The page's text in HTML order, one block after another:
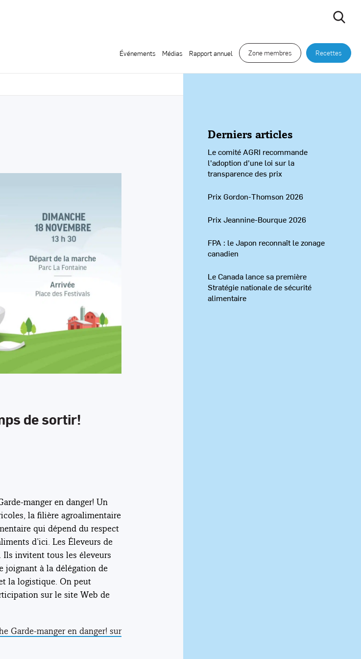
Événements Médias Rapport annuel Zone membres Recettes
de sortir!
manger en danger! Un
la filière agroalimentaire
qui dépend du respect
d’ici. Les Éleveurs de
invitent tous les éleveurs
joignant à la délégation de
la logistique. On peut
sur le site Web de
Garde-manger en danger! sur
Derniers articles
Le comité AGRI recommande
l'adoption d'une loi sur la
transparence des prix
Prix Gordon-Thomson 2026
Prix Jeannine-Bourque 2026
FPA : le Japon reconnaît le zonage
canadien
Le Canada lance sa première
Stratégie nationale de sécurité
alimentaire